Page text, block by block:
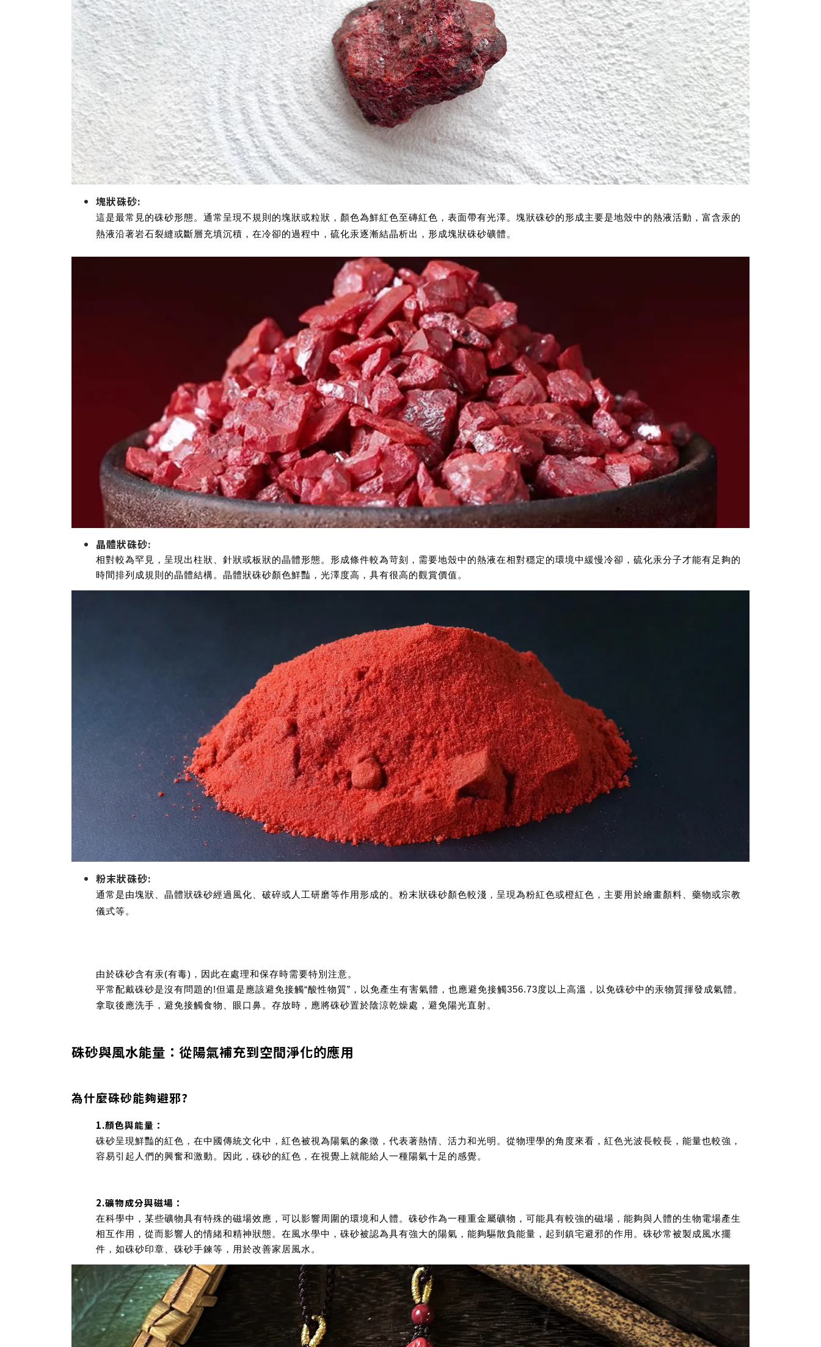
塊狀硃砂:
這是最常見的硃砂形態。通常呈現不規則的塊狀或粒狀，顏色為鮮紅色至磚紅色，表面帶有光澤。塊狀硃砂的形成主要是地殼中的熱液活動，富含汞的
熱液沿著岩石裂縫或斷層充填沉積，在冷卻的過程中，硫化汞逐漸結晶析出，形成塊狀硃砂礦體。
晶體狀硃砂:
相對較為罕見，呈現出柱狀、針狀或板狀的晶體形態。形成條件較為苛刻，需要地殼中的熱液在相對穩定的環境中緩慢冷卻，硫化汞分子才能有足夠的
時間排列成規則的晶體結構。晶體狀硃砂顏色鮮豔，光澤度高，具有很高的觀賞價值。
粉末狀硃砂:
通常是由塊狀、晶體狀硃砂經過風化、破碎或人工研磨等作用形成的。粉末狀硃砂顏色較淺，呈現為粉紅色或橙紅色，主要用於繪畫顏料、藥物或宗教
儀式等。
由於硃砂含有汞(有毒)，因此在處理和保存時需要特別注意。
平常配戴硃砂是沒有問題的!但還是應該避免接觸“酸性物質” ，以免產生有害氣體，也應避免接觸356.73度以上高溫，以免硃砂中的汞物質揮發成氣體。
拿取後應洗手， 避免接觸食物、眼口鼻。存放時，應將硃砂置於陰涼乾燥處， 避免陽光直射。
硃砂與風水能量：從陽氣補充到空間淨化的應用
為什麼硃砂能夠避邪?
1.顏色與能量：
硃砂呈現鮮豔的紅色，在中國傳統文化中，紅色被視為陽氣的象徵，代表著熱情、活力和光明。從物理學的角度來看，紅色光波長較長，能量也較強，
容易引起人們的興奮和激動。因此，硃砂的紅色，在視覺上就能給人一種陽氣十足的感覺。
2.礦物成分與磁場：
在科學中，某些礦物具有特殊的磁場效應，可以影響周圍的環境和人體。硃砂作為一種重金屬礦物，可能具有較強的磁場，能夠與人體的生物電場產生
相互作用，從而影響人的情緒和精神狀態。在風水學中，硃砂被認為具有強大的陽氣，能夠驅散負能量，起到鎮宅避邪的作用。硃砂常被製成風水擺
件，如硃砂印章、硃砂手鍊等，用於改善家居風水。